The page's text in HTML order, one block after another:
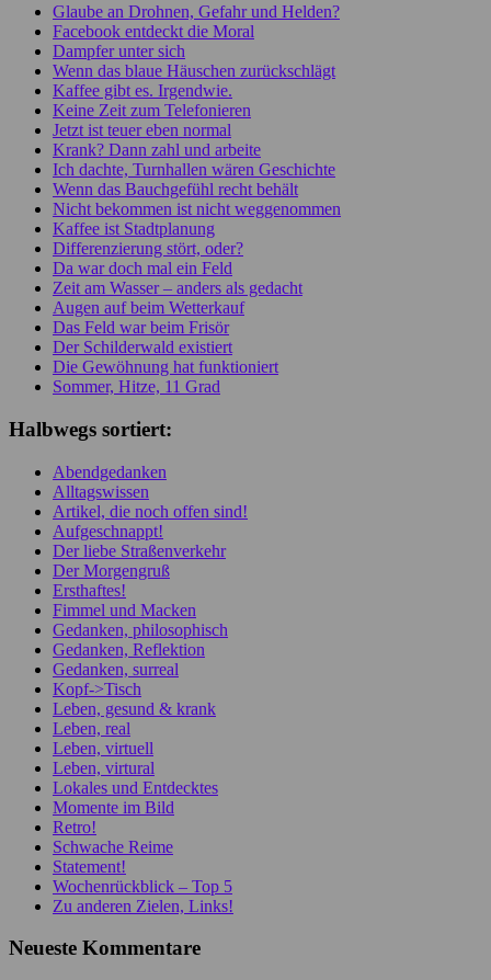
Glaube an Drohnen, Gefahr und Helden?
Facebook entdeckt die Moral
Dampfer unter sich
Wenn das blaue Häuschen zurückschlägt
Kaffee gibt es. Irgendwie.
Keine Zeit zum Telefonieren
Jetzt ist teuer eben normal
Krank? Dann zahl und arbeite
Ich dachte, Turnhallen wären Geschichte
Wenn das Bauchgefühl recht behält
Nicht bekommen ist nicht weggenommen
Kaffee ist Stadtplanung
Differenzierung stört, oder?
Da war doch mal ein Feld
Zeit am Wasser – anders als gedacht
Augen auf beim Wetterkauf
Das Feld war beim Frisör
Der Schilderwald existiert
Die Gewöhnung hat funktioniert
Sommer, Hitze, 11 Grad
Halbwegs sortiert:
Abendgedanken
Alltagswissen
Artikel, die noch offen sind!
Aufgeschnappt!
Der liebe Straßenverkehr
Der Morgengruß
Ersthaftes!
Fimmel und Macken
Gedanken, philosophisch
Gedanken, Reflektion
Gedanken, surreal
Kopf->Tisch
Leben, gesund & krank
Leben, real
Leben, virtuell
Leben, virtural
Lokales und Entdecktes
Momente im Bild
Retro!
Schwache Reime
Statement!
Wochenrückblick – Top 5
Zu anderen Zielen, Links!
Neueste Kommentare